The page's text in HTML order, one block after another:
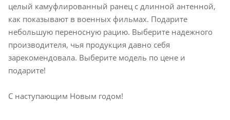
целый камуфлированный ранец с длинной антенной,
как показывают в военных фильмах. Подарите
небольшую переносную рацию. Выберите надежного
производителя, чья продукция давно себя
зарекомендовала. Выберите модель по цене и
подарите!
С наступающим Новым годом!